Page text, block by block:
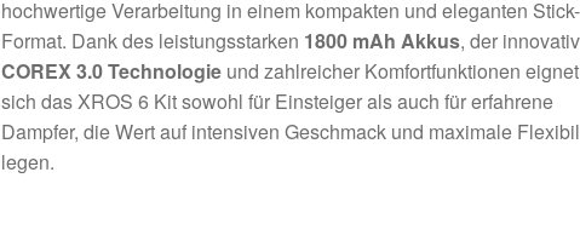
hochwertige Verarbeitung in einem kompakten und eleganten Stick-
Format. Dank des leistungsstarken 1800 mAh Akkus, der
COREX 3.0 Technologieund zahlreicher Komfortfunktionen eignet
sich das XROS 6 Kit sowohl für Einsteiger als auch für erfahrene
Dampfer, die Wert auf intensiven Geschmack und maximale
legen.